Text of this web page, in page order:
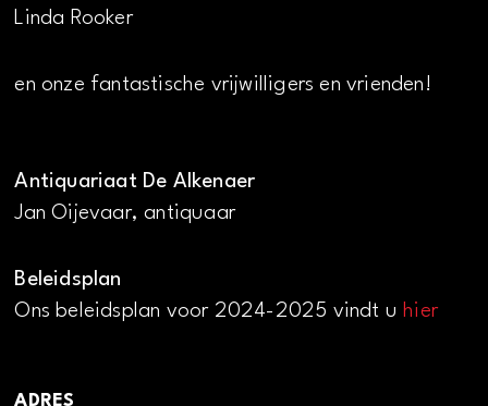
Linda Rooker
en onze fantastische vrijwilligers en vrienden!
Antiquariaat De Alkenaer
Jan Oijevaar, antiquaar
Beleidsplan
Ons beleidsplan voor 2024-2025 vindt u hier
ADRES